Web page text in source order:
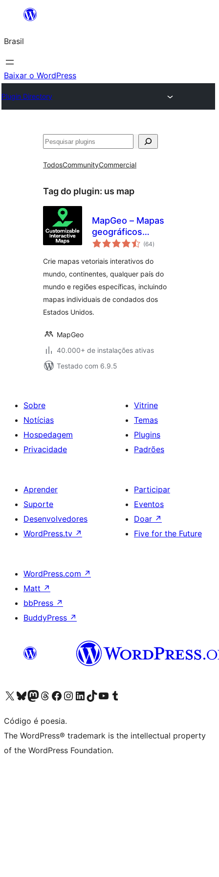
o
conteúdo
Brasil
Baixar o WordPress
Plugin Directory
Pesquisar
TodosCommunityCommercial
Tag do plugin: us map
MapGeo – Mapas
geográficos
interativos
(64total
de
)
Crie mapas vetoriais interativos do
mundo, continentes, qualquer país do
mundo e regiões específicas, incluindo
mapas individuais de condados dos
Estados Unidos.
MapGeo
40.000+ de instalações ativas
Testado com 6.9.5
Sobre
Notícias
Hospedagem
Privacidade
Vitrine
Temas
Plugins
Padrões
Aprender
Suporte
Desenvolvedores
WordPress.tv ↗
Participar
Eventos
Doar ↗
Five for the Future
WordPress.com ↗
Matt ↗
bbPress ↗
BuddyPress ↗
Acessar nossa conta do X (antigo Twitter)
Acessar nossa conta do Bluesky
Acessar nossa conta do Mastodon
Acessar nossa conta do Threads
Acessar nossa página do Facebook
Acessar nossa conta do Instagram
Acessar nossa conta do LinkedIn
Acessar nossa conta do TikTok
Acessar nosso canal do YouTube
Acessar nossa conta no Tumblr
Código é poesia.
The WordPress® trademark is the intellectual property
of the WordPress Foundation.